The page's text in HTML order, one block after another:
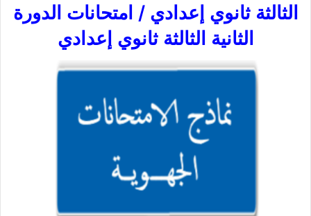
الثالثة ثانوي إعدادي / امتحانات الدورة
الثانية الثالثة ثانوي إعدادي